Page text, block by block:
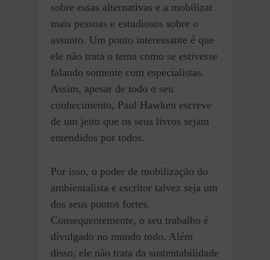
sobre essas alternativas e a mobilizar
mais pessoas e estudiosos sobre o
assunto. Um ponto interessante é que
ele não trata o tema como se estivesse
falando somente com especialistas.
Assim, apesar de todo o seu
conhecimento, Paul Hawken escreve
de um jeito que os seus livros sejam
entendidos por todos.
Por isso, o poder de mobilização do
ambientalista e escritor talvez seja um
dos seus pontos fortes.
Consequentemente, o seu trabalho é
divulgado no mundo todo. Além
disso, ele não trata da sustentabilidade